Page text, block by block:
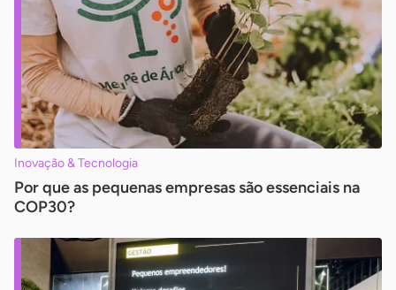
Inovação & Tecnologia
Por que as pequenas empresas são essenciais na
COP30?